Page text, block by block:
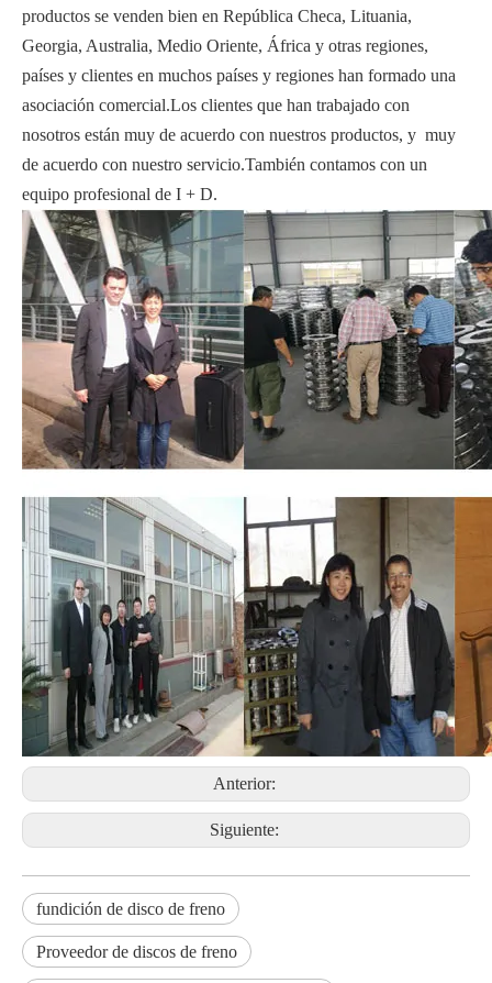
productos se venden bien en República Checa, Lituania,
Georgia, Australia, Medio Oriente, África y otras regiones,
países y clientes en muchos países y regiones han formado una
asociación comercial.Los clientes que han trabajado con
nosotros están muy de acuerdo con nuestros productos, y muy
de acuerdo con nuestro servicio.También contamos con un
equipo profesional de I + D.
Anterior:
Siguiente:
fundición de disco de freno
Proveedor de discos de freno